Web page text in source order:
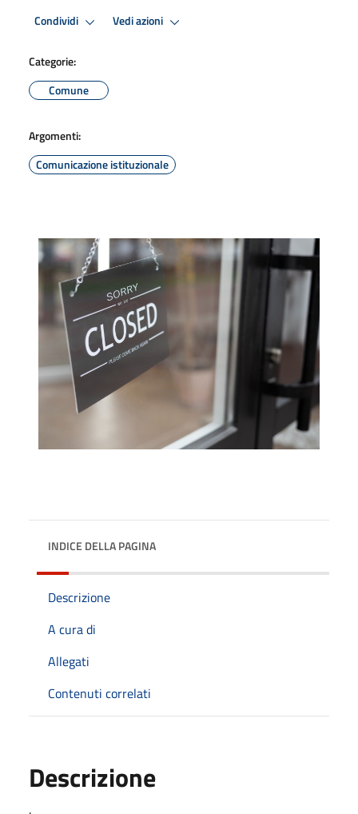
Condividi Vedi azioni
Categorie:
Comune
Argomenti:
Comunicazione istituzionale
INDICE DELLA PAGINA
Descrizione
A cura di
Allegati
Contenuti correlati
Descrizione
.